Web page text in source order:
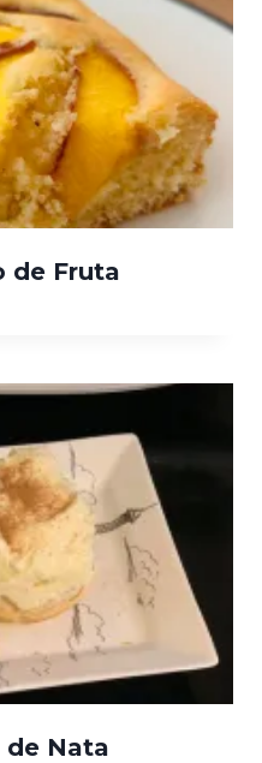
de Fruta
de Nata